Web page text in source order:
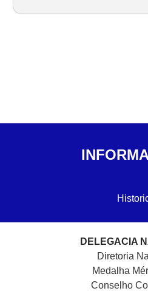
DELEGACIA
Diretoria
Medalha
Conselho